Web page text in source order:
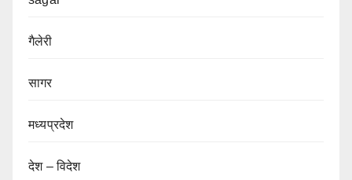
गैलेरी
सागर
मध्यप्रदेश
देश – विदेश